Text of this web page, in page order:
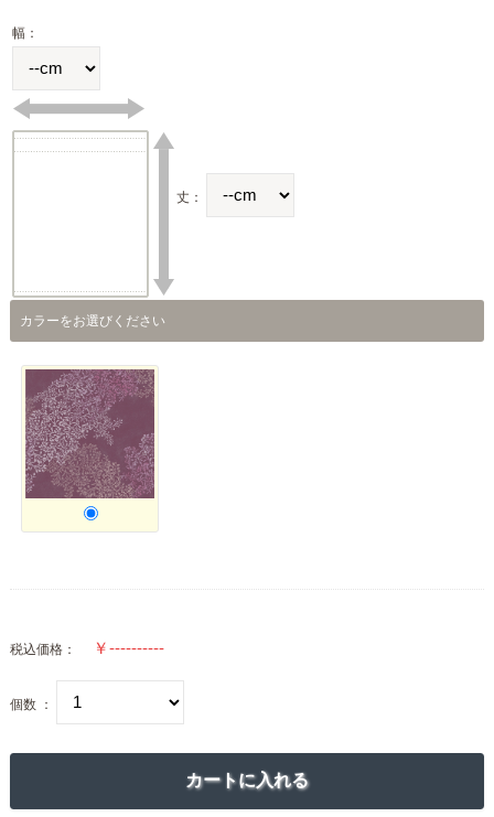
幅：
丈：
カラーをお選びください
税込価格：
個数 ：